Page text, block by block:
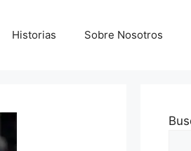
Historias Sobre Nosotros